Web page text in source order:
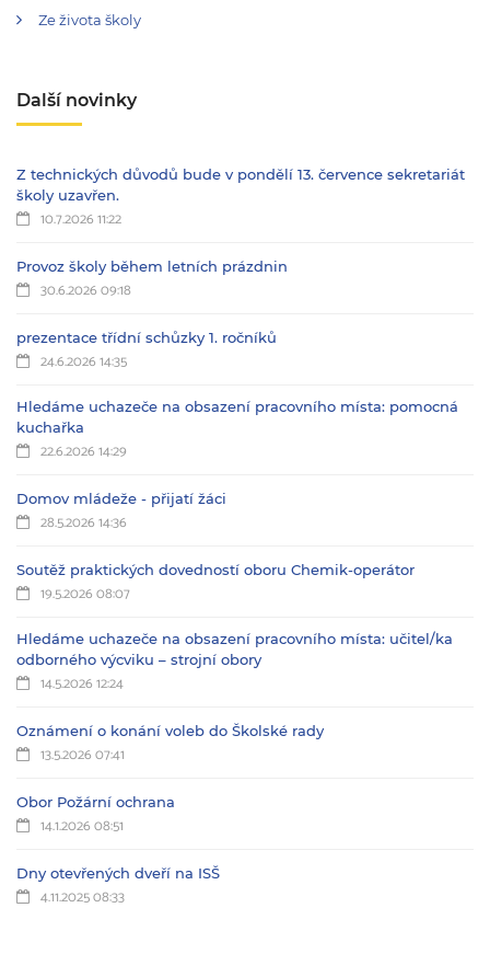
Ze života školy
Další novinky
Z technických důvodů bude v pondělí 13. července sekretariát
školy uzavřen.
10.7.2026 11:22
Provoz školy během letních prázdnin
30.6.2026 09:18
prezentace třídní schůzky 1. ročníků
24.6.2026 14:35
Hledáme uchazeče na obsazení pracovního místa: pomocná
kuchařka
22.6.2026 14:29
Domov mládeže - přijatí žáci
28.5.2026 14:36
Soutěž praktických dovedností oboru Chemik-operátor
19.5.2026 08:07
Hledáme uchazeče na obsazení pracovního místa: učitel/ka
odborného výcviku – strojní obory
14.5.2026 12:24
Oznámení o konání voleb do Školské rady
13.5.2026 07:41
Obor Požární ochrana
14.1.2026 08:51
Dny otevřených dveří na ISŠ
4.11.2025 08:33